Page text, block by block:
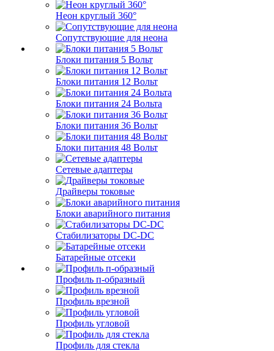
Неон круглый 360°
Сопутствующие для неона
Блоки питания 5 Вольт
Блоки питания 12 Вольт
Блоки питания 24 Вольта
Блоки питания 36 Вольт
Блоки питания 48 Вольт
Сетевые адаптеры
Драйверы токовые
Блоки аварийного питания
Стабилизаторы DC-DC
Батарейные отсеки
Профиль п-образный
Профиль врезной
Профиль угловой
Профиль для стекла